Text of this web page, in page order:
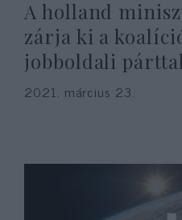
A holland
zárja ki a
jobboldali párttal
2021. március 23.